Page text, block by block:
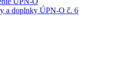
a doplnky ÚPN-O č. 6